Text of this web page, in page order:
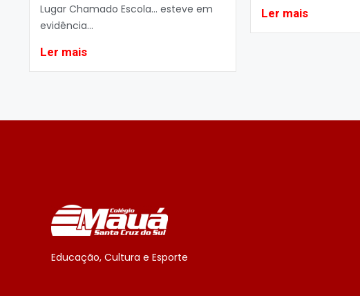
Lugar Chamado Escola… esteve em
evidência...
Ler mais
Ler mais
Educação, Cultura e Esporte